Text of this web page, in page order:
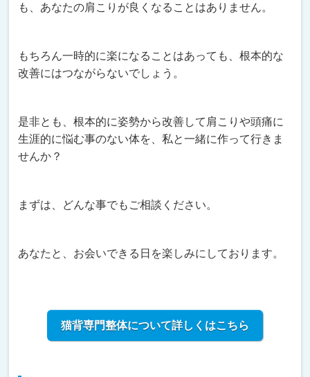
も、あなたの肩こりが良くなることはありません。
もちろん一時的に楽になることはあっても、根本的な
改善にはつながらないでしょう。
是非とも、根本的に姿勢から改善して肩こりや頭痛に
生涯的に悩む事のない体を、私と一緒に作って行きま
せんか？
まずは、どんな事でもご相談ください。
あなたと、お会いできる日を楽しみにしております。
猫背専門整体について詳しくはこちら